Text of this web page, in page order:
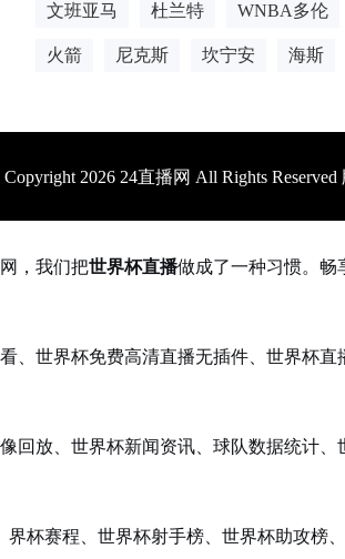
文班亚马 杜兰特 WNBA多伦
火箭 尼克斯 坎宁安 海斯
Copyright 2026 24直播网 All Rights
网，我们把世界杯直播做成了一种习惯。畅
看、世界杯免费高清直播无插件、世界杯直
像回放、世界杯新闻资讯、球队数据统计、
界杯赛程、世界杯射手榜、世界杯助攻榜